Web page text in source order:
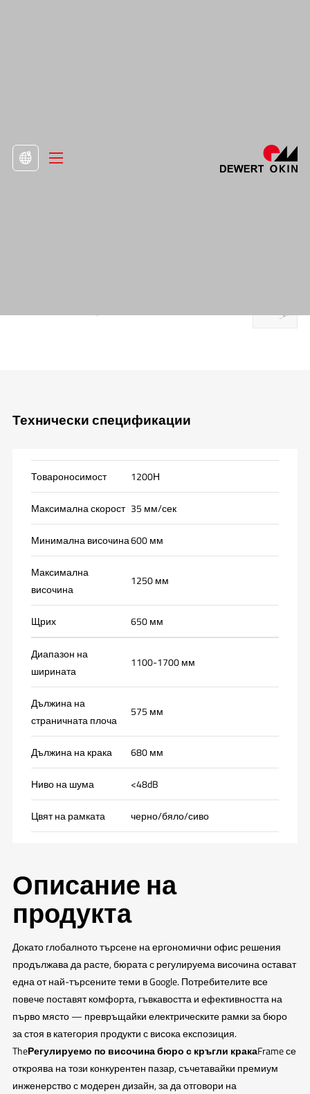
Технически спецификации
Товароносимост 1200Н
Максимална скорост 35 мм/сек
Минимална височина600 мм
Максимална
височина
1250 мм
Щрих 650 мм
Диапазон на
ширината
1100-1700 мм
Дължина на
страничната плоча
575 мм
Дължина на крака 680 мм
Ниво на шума <48dB
Цвят на рамката черно/бяло/сиво
Описание на
продукта
Докато глобалното търсене на ергономични офис решения
продължава да расте, бюрата с регулируема височина остават
една от най-търсените теми в Google. Потребителите все
повече поставят комфорта, гъвкавостта и ефективността на
първо място — превръщайки електрическите рамки за бюро
за стоя в категория продукти с висока експозиция.
TheРегулируемо по височина бюро с кръгли кракаFrame се
откроява на този конкурентен пазар, съчетавайки премиум
инженерство с модерен дизайн, за да отговори на